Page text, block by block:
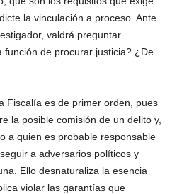
la vinculación a proceso. Ante
valdrá preguntar
de procurar justicia? ¿De
Fiscalía es de primer orden, pues
la posible comisión de un delito y,
a quien es probable responsable
a adversarios políticos y
Ello desnaturaliza la esencia
violar las garantías que